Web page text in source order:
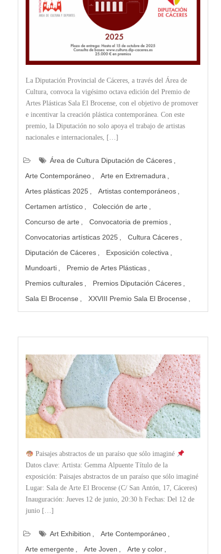
La Diputación Provincial de Cáceres, a través del Área de
Cultura, convoca la vigésimo octava edición del Premio de
Artes Plásticas Sala El Brocense, con el objetivo de promover
e incentivar la creación plástica contemporánea. Con este
premio, la Diputación no solo apoya el trabajo de artistas
nacionales e internacionales, […]
Área de Cultura Diputación de Cáceres
Arte Contemporáneo
Arte en Extremadura
Artes plásticas 2025
Artistas contemporáneos
Certamen artístico
Colección de arte
Concurso de arte
Convocatoria de premios
Convocatorias artísticas 2025
Cultura Cáceres
Diputación de Cáceres
Exposición colectiva
Mundoarti
Premio de Artes Plásticas
Premios culturales
Premios Diputación Cáceres
Sala El Brocense
XXVIII Premio Sala El Brocense
Paisajes abstractos de un paraíso que sólo imaginé
Datos clave: Artista: Gemma Alpuente Título de la
exposición: Paisajes abstractos de un paraíso que sólo imaginé
Lugar: Sala de Arte El Brocense (C/ San Antón, 17, Cáceres)
Inauguración: Jueves 12 de junio, 20:30 h Fechas: Del 12 de
junio […]
Art Exhibition
Arte Contemporáneo
Arte emergente
Arte Joven
Arte y color